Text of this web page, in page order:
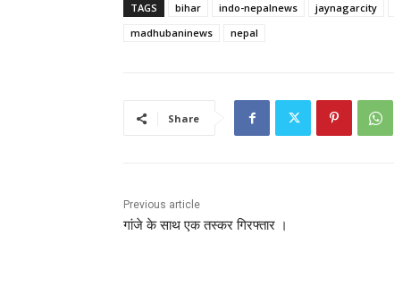
TAGS bihar indo-nepalnews jaynagarcity
madhubaninews
nepal
Share
Previous article
गांजे के साथ एक तस्कर गिरफ्तार ।